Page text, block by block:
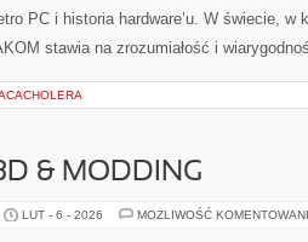
PC i historia hardware’u. W świecie, w
stawia na zrozumiałość i
& MODDING
LUT - 6 - 2026 MOŻLIWOŚĆ